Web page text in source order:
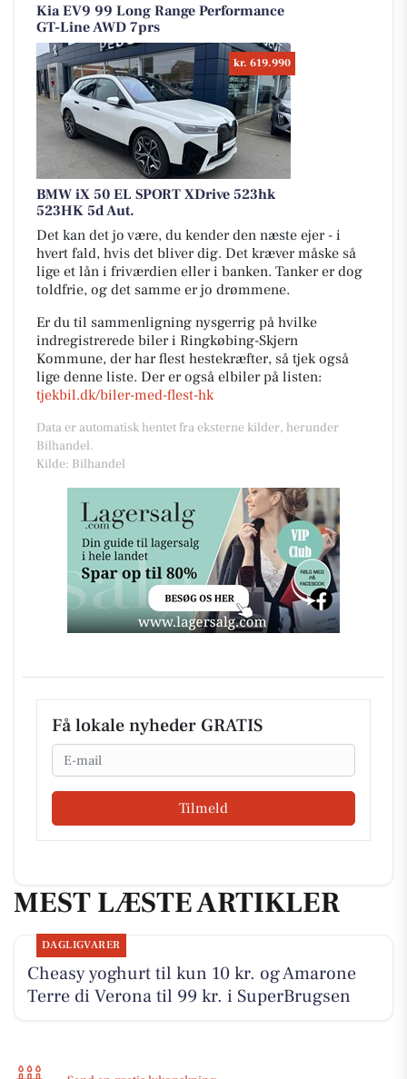
Kia EV9 99 Long Range Performance
GT-Line AWD 7prs
kr. 619.990
BMW iX 50 EL SPORT XDrive 523hk
523HK 5d Aut.
Det kan det jo være, du kender den næste ejer - i
hvert fald, hvis det bliver dig. Det kræver måske så
lige et lån i friværdien eller i banken. Tanker er dog
toldfrie, og det samme er jo drømmene.
Er du til sammenligning nysgerrig på hvilke
indregistrerede biler i Ringkøbing-Skjern
Kommune, der har flest hestekræfter, så tjek også
lige denne liste. Der er også elbiler på listen:
tjekbil.dk/biler-med-flest-hk
Data er automatisk hentet fra eksterne kilder, herunder
Bilhandel.
Kilde: Bilhandel
Få lokale nyheder GRATIS
Email
Tilmeld
MEST LÆSTE ARTIKLER
DAGLIGVARER
Cheasy yoghurt til kun 10 kr. og Amarone
Terre di Verona til 99 kr. i SuperBrugsen